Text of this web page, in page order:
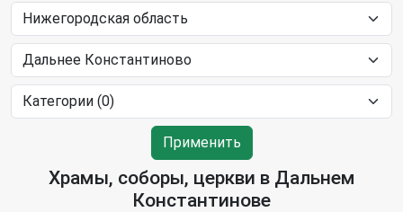
Применить
Храмы, соборы, церкви в Дальнем
Константинове